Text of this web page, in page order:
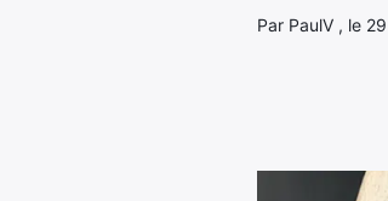
Par PaulV , le